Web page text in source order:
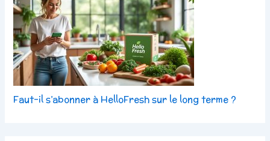
Faut-il s’abonner à HelloFresh sur le long terme ?